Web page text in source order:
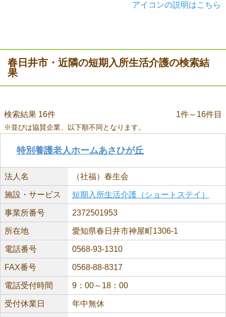
アイコンの説明はこちら
春日井市・近隣の短期入所生活介護の検索結
果
検索結果 16件 1件～16件目
※並びは協賛企業、以下順不同となります。
特別養護老人ホームあさひが丘
法人名 （社福）春生会
施設・サービス 短期入所生活介護（ショートステイ）
事業所番号 2372501953
所在地 愛知県春日井市神屋町1306-1
電話番号 0568-93-1310
FAX番号 0568-88-8317
電話受付時間 9：00～18：00
受付休業日 年中無休